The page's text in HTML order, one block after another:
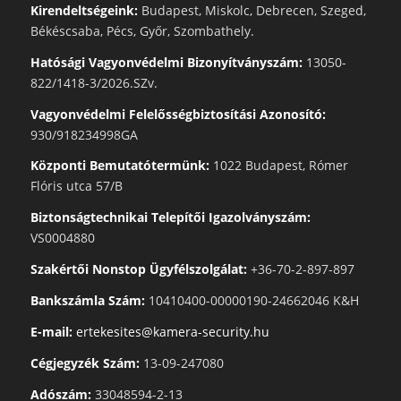
Kirendeltségeink:Budapest, Miskolc, Debrecen, Szeged,
Békéscsaba, Pécs, Győr, Szombathely.
Hatósági Vagyonvédelmi Bizonyítványszám:13050-
822/1418-3/2026.SZv.
Vagyonvédelmi Felelősségbiztosítási Azonosító:
930/918234998GA
Központi Bemutatótermünk:1022 Budapest, Rómer
Flóris utca 57/B
Biztonságtechnikai Telepítői Igazolványszám:
VS0004880
Szakértői Nonstop Ügyfélszolgálat:+36-70-2-897-897
Bankszámla Szám:10410400-00000190-24662046 K&H
E-mail: ertekesites@kamera-security.hu
Cégjegyzék Szám:13-09-247080
Adószám:33048594-2-13